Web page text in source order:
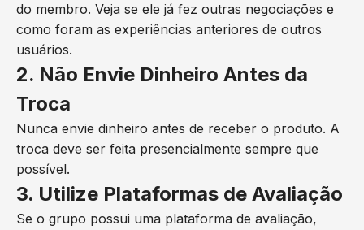
do membro. Veja se ele já fez outras negociações e
como foram as experiências anteriores de outros
usuários.
2. Não Envie Dinheiro Antes da
Troca
Nunca envie dinheiro antes de receber o produto. A
troca deve ser feita presencialmente sempre que
possível.
3. Utilize Plataformas de Avaliação
Se o grupo possui uma plataforma de avaliação,